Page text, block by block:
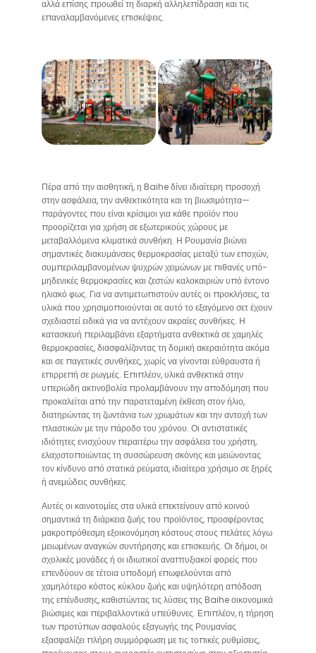
αλλά επίσης προωθεί τη διαρκή αλληλεπίδραση και τις
επαναλαμβανόμενες επισκέψεις.
Πέρα από την αισθητική, η Baihe δίνει ιδιαίτερη προσοχή
στην ασφάλεια, την ανθεκτικότητα και τη βιωσιμότητα—
παράγοντες που είναι κρίσιμοι για κάθε προϊόν που
προορίζεται για χρήση σε εξωτερικούς χώρους με
μεταβαλλόμενα κλιματικά συνθήκη. Η Ρουμανία βιώνει
σημαντικές διακυμάνσεις θερμοκρασίας μεταξύ των εποχών,
συμπεριλαμβανομένων ψυχρών χειμώνων με πιθανές υπό-
μηδενικές θερμοκρασίες και ζεστών καλοκαιριών υπό έντονο
ηλιακό φως. Για να αντιμετωπιστούν αυτές οι προκλήσεις, τα
υλικά που χρησιμοποιούνται σε αυτό το εξαγόμενο σετ έχουν
σχεδιαστεί ειδικά για να αντέχουν ακραίες συνθήκες. Η
κατασκευή περιλαμβάνει εξαρτήματα ανθεκτικά σε χαμηλές
θερμοκρασίες, διασφαλίζοντας τη δομική ακεραιότητα ακόμα
και σε παγετικές συνθήκες, χωρίς να γίνονται εύθραυστα ή
επιρρεπή σε ρωγμές. Επιπλέον, υλικά ανθεκτικά στην
υπεριώδη ακτινοβολία προλαμβάνουν την αποδόμηση που
προκαλείται από την παρατεταμένη έκθεση στον ήλιο,
διατηρώντας τη ζωντάνια των χρωμάτων και την αντοχή των
πλαστικών με την πάροδο του χρόνου. Οι αντιστατικές
ιδιότητες ενισχύουν περαιτέρω την ασφάλεια του χρήστη,
ελαχιστοποιώντας τη συσσώρευση σκόνης και μειώνοντας
τον κίνδυνο από στατικά ρεύματα, ιδιαίτερα χρήσιμο σε ξηρές
ή ανεμώδεις συνθήκες.
Αυτές οι καινοτομίες στα υλικά επεκτείνουν από κοινού
σημαντικά τη διάρκεια ζωής του προϊόντος, προσφέροντας
μακροπρόθεσμη εξοικονόμηση κόστους στους πελάτες λόγω
μειωμένων αναγκών συντήρησης και επισκευής. Οι δήμοι, οι
σχολικές μονάδες ή οι ιδιωτικοί αναπτυξιακοί φορείς που
επενδύουν σε τέτοια υποδομή επωφελούνται από
χαμηλότερο κόστος κύκλου ζωής και υψηλότερη απόδοση
της επένδυσης, καθιστώντας τις λύσεις της Baihe οικονομικά
βιώσιμες και περιβαλλοντικά υπεύθυνες. Επιπλέον, η τήρηση
των προτύπων ασφαλούς εξαγωγής της Ρουμανίας
εξασφαλίζει πλήρη συμμόρφωση με τις τοπικές ρυθμίσεις,